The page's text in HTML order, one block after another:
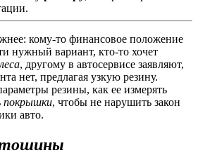
кому-то финансовое положение
нужный вариант, кто-то хочет
, другому в автосервисе заявляют,
нет, предлагая узкую резину.
резины, как ее измерять
покрышки, чтобы не нарушить закон
авто.